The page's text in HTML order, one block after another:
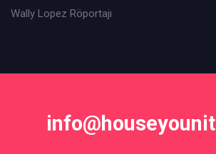
Wally Lopez Röportajı